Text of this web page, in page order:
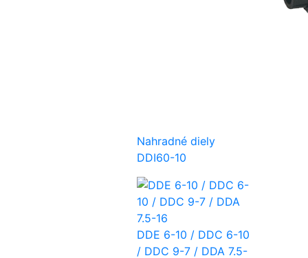
Nahradné diely
DDI60-10
DDE 6-10 / DDC 6-10
/ DDC 9-7 / DDA 7.5-